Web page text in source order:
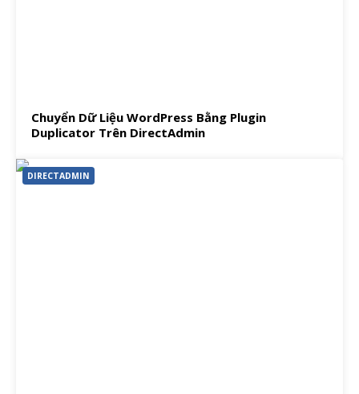
Chuyển Dữ Liệu WordPress Bằng Plugin
Duplicator Trên DirectAdmin
DIRECTADMIN